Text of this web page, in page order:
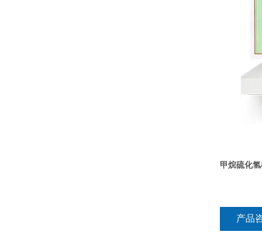
甲烷硫化
产品